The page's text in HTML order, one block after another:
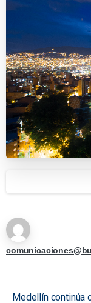
Medellín continúa